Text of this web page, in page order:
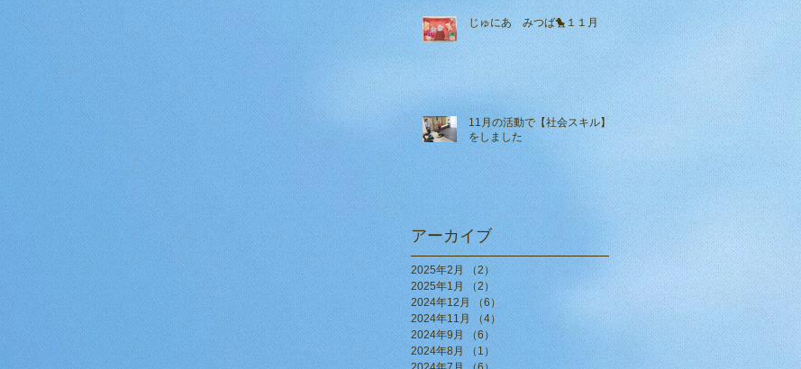
じゅにあ みつば🐤１１月
11月の活動で【社会スキル】
をしました
アーカイブ
2025年2月 （2） 2件の記事
2025年1月
（2） 2件の記事
2024年12月 （6） 6件の記事
2024年11月
（4）
4件の記事
2024年9月
（6） 6件の記事
2024年8月 （1）
1件の記事